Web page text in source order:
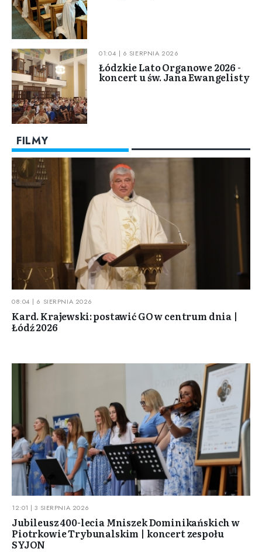
01:04 | 6 SIERPNIA 2026
Łódzkie Lato Organowe 2026 -
koncert u św. Jana Ewangelisty
FILMY
08:04 | 6 SIERPNIA 2026
Kard. Krajewski: postawić GO w centrum dnia |
Łódź 2026
12:01 | 3 SIERPNIA 2026
Jubileusz 400-lecia Mniszek Dominikańskich w
Piotrkowie Trybunalskim | koncert zespołu
SYJON